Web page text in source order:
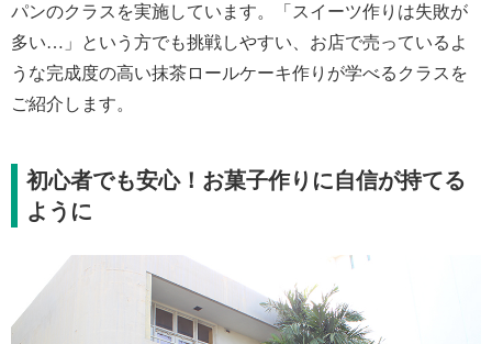
パンのクラスを実施しています。「スイーツ作りは失敗が
多い…」という方でも挑戦しやすい、お店で売っているよ
うな完成度の高い抹茶ロールケーキ作りが学べるクラスを
ご紹介します。
初心者でも安心！お菓子作りに自信が持てる
ように